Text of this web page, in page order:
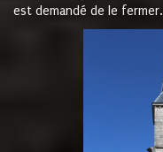
est demandé de le fermer.